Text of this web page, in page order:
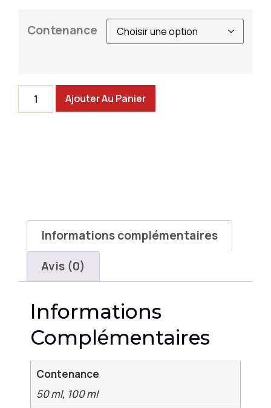
Contenance
Ajouter Au Panier
Informations complémentaires
Avis (0)
Informations
Complémentaires
Contenance
50 ml, 100 ml